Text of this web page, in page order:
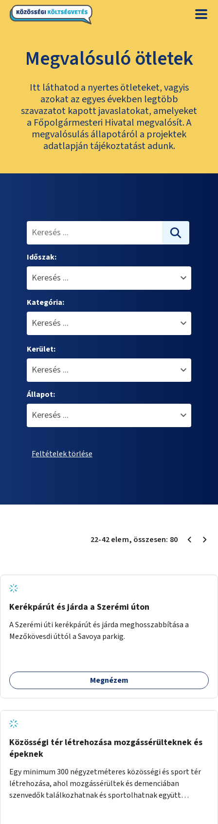
Megvalósuló ötletek
Itt láthatod a nyertes ötleteket, vagyis
azokat az egyes években legtöbb
szavazatot kapott javaslatokat, amelyeket
a Főpolgármesteri Hivatal megvalósít. A
megvalósulás állapotáról a projektek
adatlapján tájékoztatást adunk.
Időszak:
Kategória:
Kerület:
Állapot:
Feltételek törlése
22-42elem, összesen: 80
Kerékpárút és járda a Szerémi úton
A Szerémi úti kerékpárút és járda meghosszabbítása a
Mezőkövesdi úttól a Savoya parkig.
Megnézem
Közösségi tér létrehozása mozgássérülteknek és
épeknek
Egy minimum 300 négyzetméteres közösségi és sport tér
létrehozása, ahol mozgássérültek és demenciában
szenvedők találkozhatnak és sportolhatnak együtt